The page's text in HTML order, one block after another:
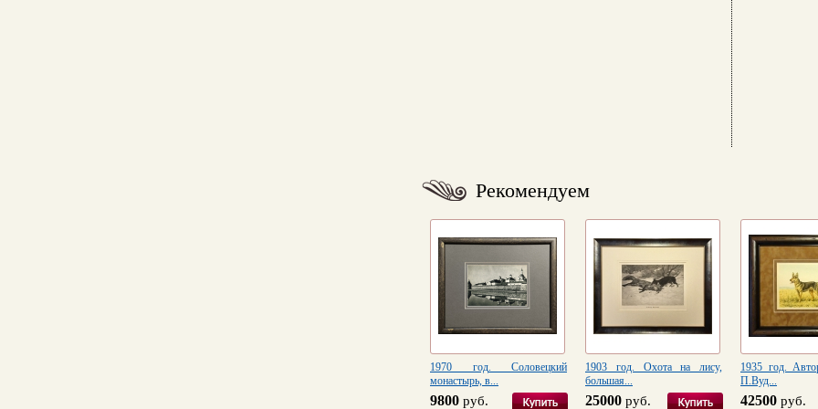
Рекомендуем
1970 год. Соловецкий
монастырь, в...
9800 руб.
1903 год. Охота на лису,
большая...
25000 руб.
1935 год.
П.Вуд...
42500 руб.